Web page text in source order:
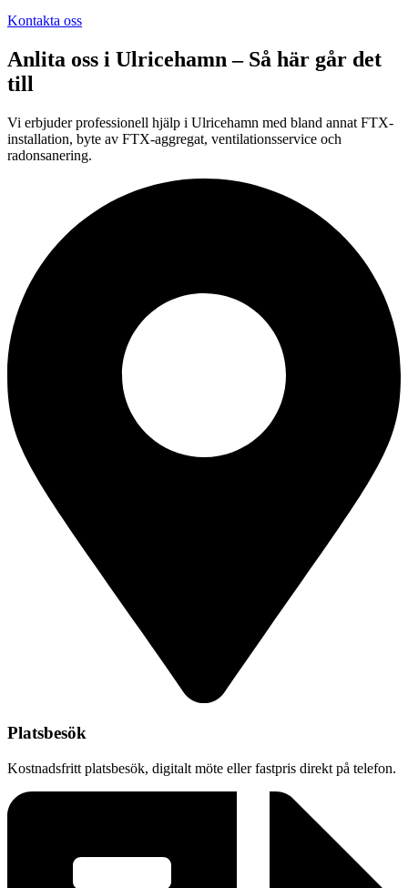
Kontakta oss
Anlita oss i Ulricehamn – Så här går det
till
Vi erbjuder professionell hjälp i Ulricehamn med bland annat FTX-
installation, byte av FTX-aggregat, ventilationsservice och
radonsanering.
Platsbesök
Kostnadsfritt platsbesök, digitalt möte eller fastpris direkt på telefon.